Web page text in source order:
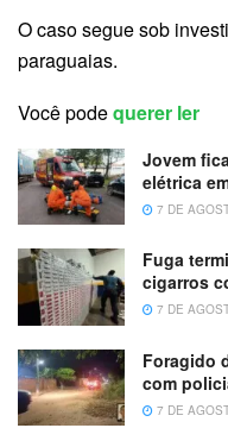
O caso segue sob
paraguaias.
Você podequerer ler
Jovem
elétrica
7 DE
Fuga
cigarros
7 DE
Foragido
com
7 DE